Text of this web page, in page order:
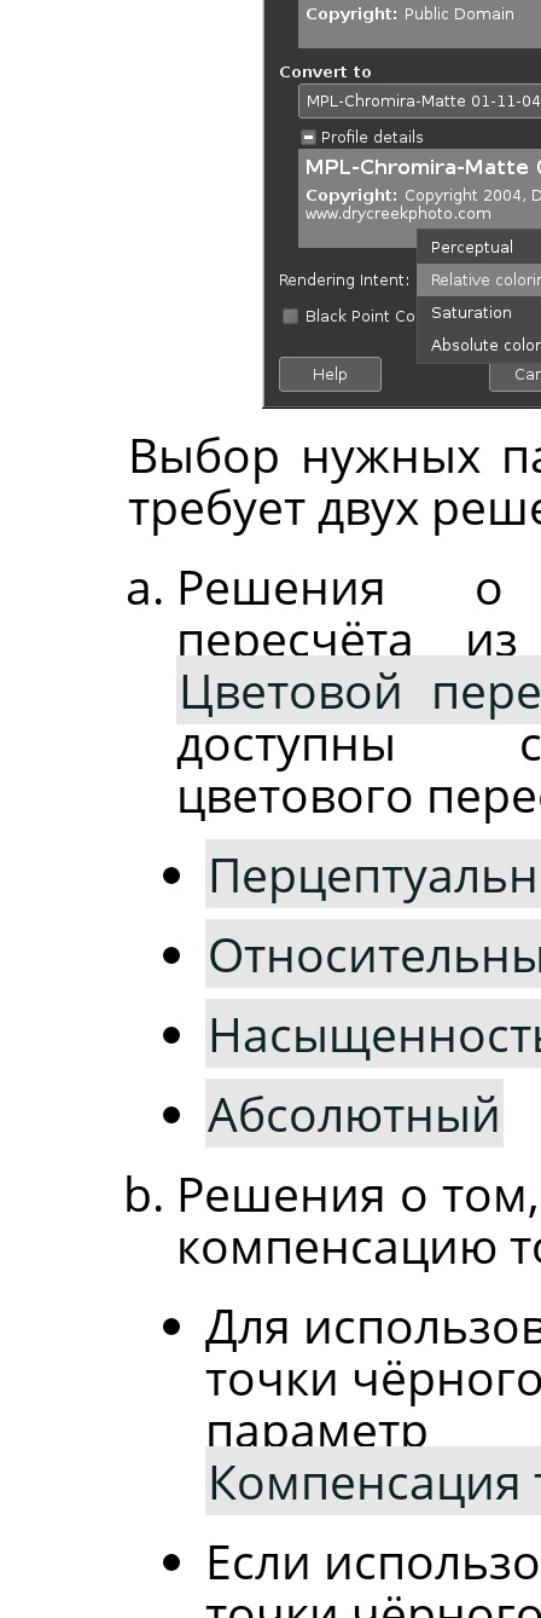
Выбор нужных
требует двух
Решения о
пересчёта
Цветовой
доступны
цветового
Абсолютный
Решения о
компенсацию
Для
точки
параметр
Компенсация
Если